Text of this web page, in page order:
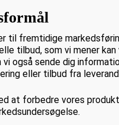
til fremtidige
tilbud, som vi mener
vi også sende dig
eller tilbud fra
at forbedre vores